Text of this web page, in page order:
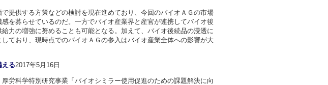
提供する方策などの検討を現在進めており、今回のバイオＡＧの市場
を募らせているのだ。一方でバイオ産業界と産官が連携してバイオ後
力の増強に努めることも可能となる。加えて、バイオ後続品の浸透に
ており、現時点でのバイオＡＧの参入はバイオ産業全体への影響が大
る2017年5月16日
労科学特別研究事業「バイオシミラー使用促進のための課題解決に向